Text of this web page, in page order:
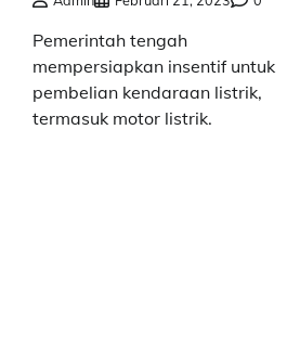
Pemerintah tengah
mempersiapkan insentif untuk
pembelian kendaraan listrik,
termasuk motor listrik.